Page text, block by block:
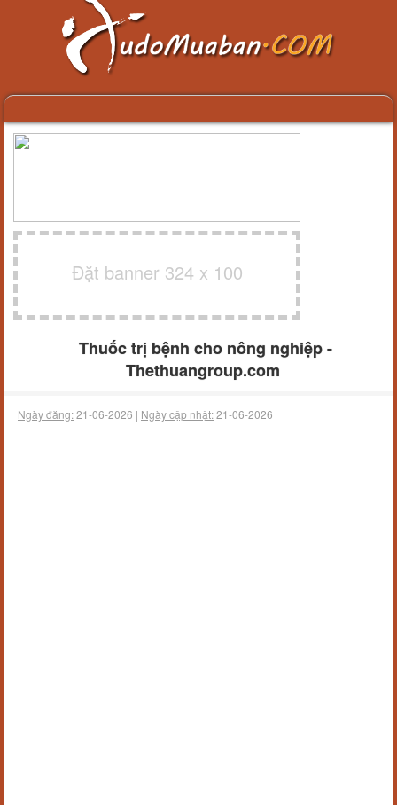
Đặt banner 324 x 100
Thuốc trị bệnh cho nông nghiệp -
Thethuangroup.com
Ngày đăng:21-06-2026 | Ngày cập nhật:21-06-2026